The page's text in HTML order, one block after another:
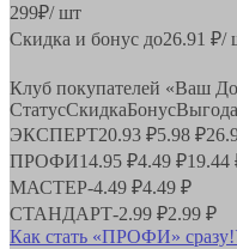
299₽/ шт
Скидка и бонус до26.91 ₽/
Клуб покупателей «Ваш
СтатусСкидкаБонусВыгода
ЭКСПЕРТ20.93 ₽5.98 ₽
ПРОФИ14.95 ₽4.49 ₽19.44
МАСТЕР-4.49 ₽4.49 ₽
СТАНДАРТ-2.99 ₽2.99 ₽
Как стать «ПРОФИ» сразу!